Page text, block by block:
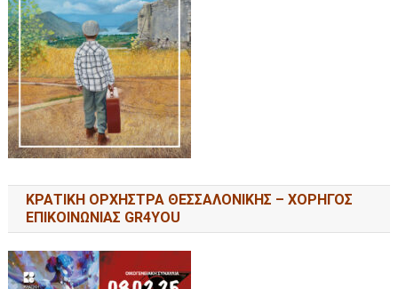
ΚΡΑΤΙΚΗ ΟΡΧΗΣΤΡΑ ΘΕΣΣΑΛΟΝΙΚΗΣ – ΧΟΡΗΓΟΣ
ΕΠΙΚΟΙΝΩΝΙΑΣ GR4YOU